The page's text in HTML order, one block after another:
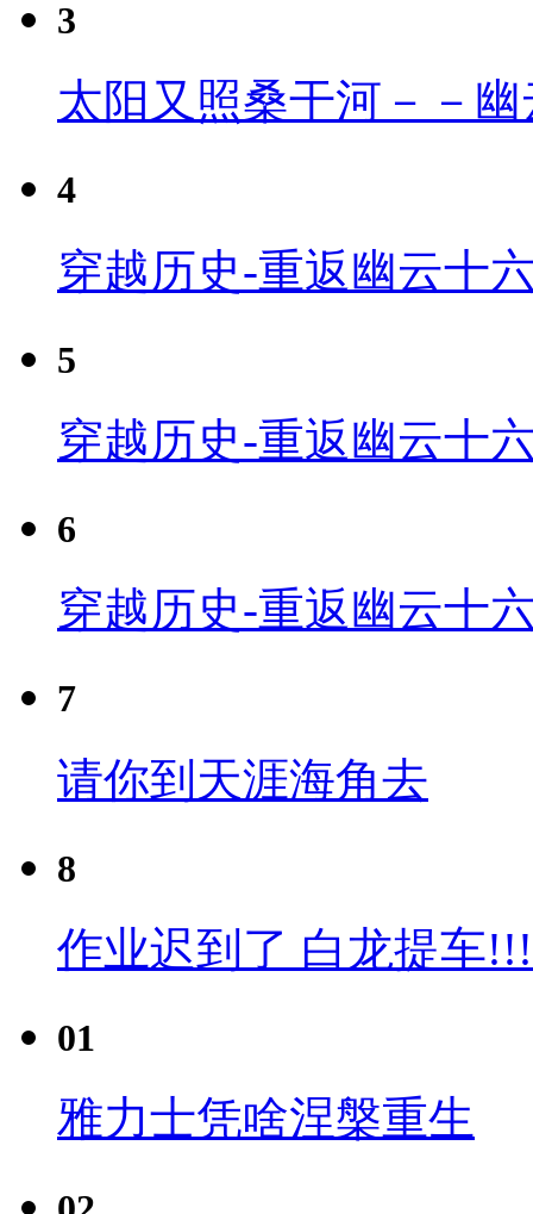
3
太阳又照桑干河－－
4
穿越历史-重返幽云十
5
穿越历史-重返幽云十
6
穿越历史-重返幽云十
7
请你到天涯海角去
8
作业迟到了 白龙提车
01
雅力士凭啥涅槃重生